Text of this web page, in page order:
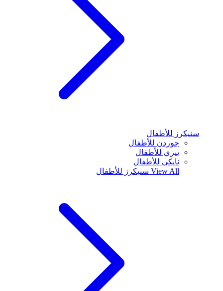
سنيكرز للأطفال
جوردن للأطفال
ييزي للأطفال
نايكي للأطفال
View All سنيكرز للأطفال